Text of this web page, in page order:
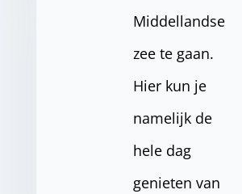
Middellandse
zee te gaan.
Hier kun je
namelijk de
hele dag
genieten van